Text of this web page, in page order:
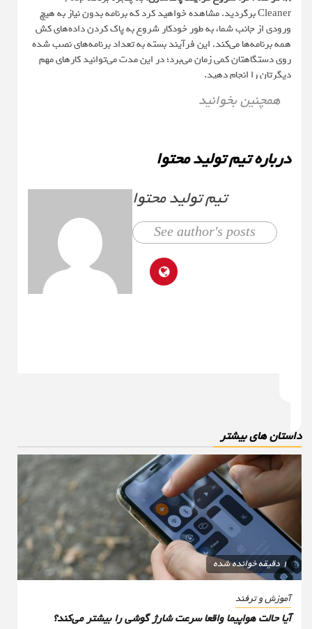
Cleaner برگردید. مشاهده خواهید کرد که برنامه بدون نیاز به هیچ
ورودی از جانب شما، به طور خودکار شروع به پاک کردن داده‌های کش
همه برنامه‌ها می‌کند. این فرآیند بسته به تعداد برنامه‌های نصب شده
روی دستگاهتان کمی زمان می‌برد؛ در این مدت می‌توانید کارهای مهم
دیگرتان را انجام دهید.
همچنین بخوانید
درباره تیم تولید محتوا
تیم تولید محتوا
See author's posts
های بیشتر
1 دقیقه خوانده شده
آموزش و ترفند
آیا حالت هواپیما واقعا سرعت شارژ گوشی را بیشتر می‌کند؟